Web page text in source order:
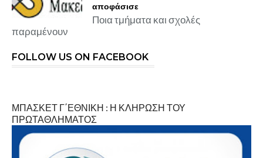
αποφάσισε
Ποια τμήματα και σχολές
παραμένουν
FOLLOW US ON FACEBOOK
ΜΠΑΣΚΕΤ Γ΄ΕΘΝΙΚΗ : Η ΚΛΗΡΩΣΗ ΤΟΥ
ΠΡΩΤΑΘΛΗΜΑΤΟΣ